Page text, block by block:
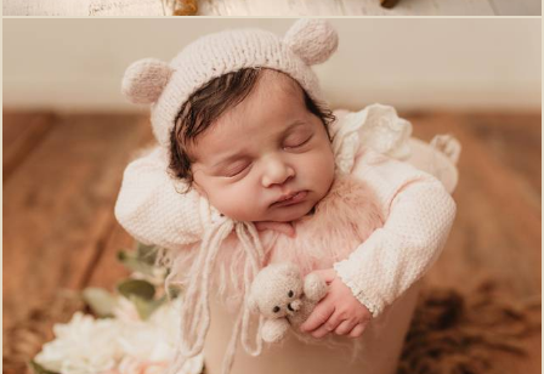
430 0